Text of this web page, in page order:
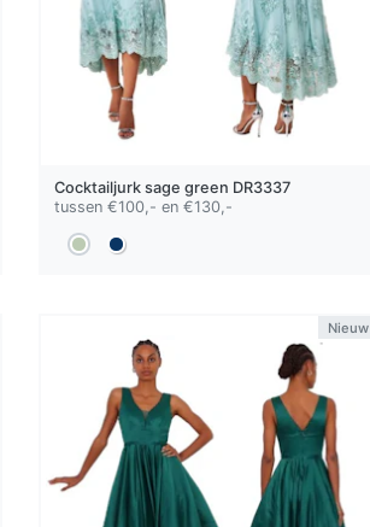
Cocktailjurk sage green DR3337
tussen €100,- en €130,-
Nieuw